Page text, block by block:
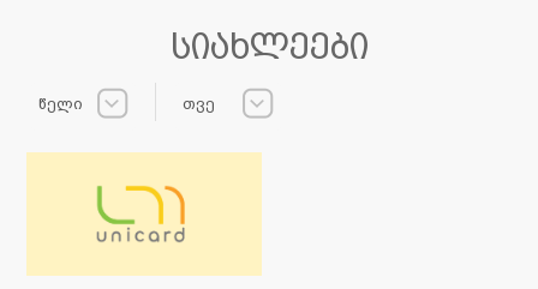
სიახლეები
წელი თვე